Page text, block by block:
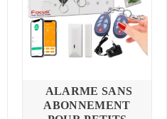
ALARME SANS
ABONNEMENT